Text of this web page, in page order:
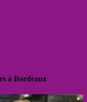
à Bordeaux